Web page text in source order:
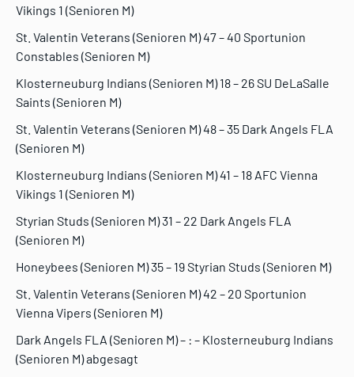
Vikings 1 (Senioren M)
St. Valentin Veterans (Senioren M) 47 – 40 Sportunion
Constables (Senioren M)
Klosterneuburg Indians (Senioren M) 18 – 26 SU DeLaSalle
Saints (Senioren M)
St. Valentin Veterans (Senioren M) 48 – 35 Dark Angels FLA
(Senioren M)
Klosterneuburg Indians (Senioren M) 41 – 18 AFC Vienna
Vikings 1 (Senioren M)
Styrian Studs (Senioren M) 31 – 22 Dark Angels FLA
(Senioren M)
Honeybees (Senioren M) 35 – 19 Styrian Studs (Senioren M)
St. Valentin Veterans (Senioren M) 42 – 20 Sportunion
Vienna Vipers (Senioren M)
Dark Angels FLA (Senioren M) – : – Klosterneuburg Indians
(Senioren M) abgesagt